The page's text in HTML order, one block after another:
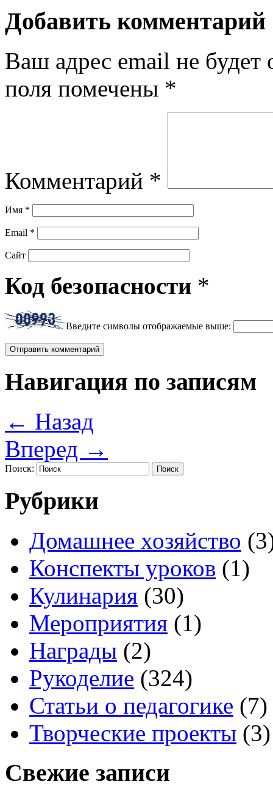
Добавить комментарий
Ваш адрес email не будет
поля помечены *
Комментарий *
Имя *
Email *
Сайт
Код безопасности *
Введите символы отображаемые выше:
Навигация по записям
← Назад
Вперед →
Поиск:
Рубрики
Домашнее хозяйство
Конспекты уроков (1)
Кулинария (30)
Мероприятия (1)
Награды (2)
Рукоделие (324)
Статьи о педагогике (7)
Творческие проекты (3)
Свежие записи